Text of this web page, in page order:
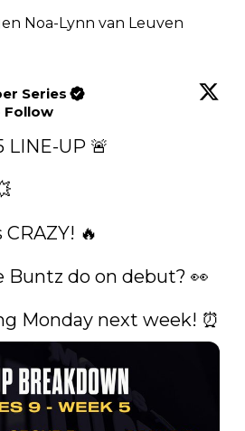
Noa-Lynn van Leuven
Series
Follow
LINE-UP 🚨
🔥
Buntz do on debut? 👀